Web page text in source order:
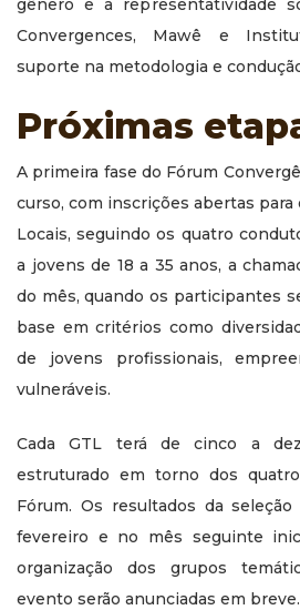
gênero e a representatividade
Convergences, Mawê e
suporte na metodologia e
Próximas
A primeira fase do Fórum
curso, com inscrições abertas para
Locais, seguindo os quatro
a jovens de 18 a 35 anos, a
do mês, quando os participantes
base em critérios como
de jovens profissionais,
vulneráveis.
Cada GTL terá de cinco a
estruturado em torno dos
Fórum. Os resultados da
fevereiro e no mês seguinte
organização dos grupos
evento serão anunciadas em breve.